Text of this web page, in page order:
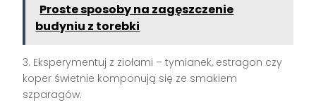
Proste sposoby na zagęszczenie
budyniu z torebki
3. Eksperymentuj z ziołami – tymianek, estragon czy
koper świetnie komponują się ze smakiem
szparagów.